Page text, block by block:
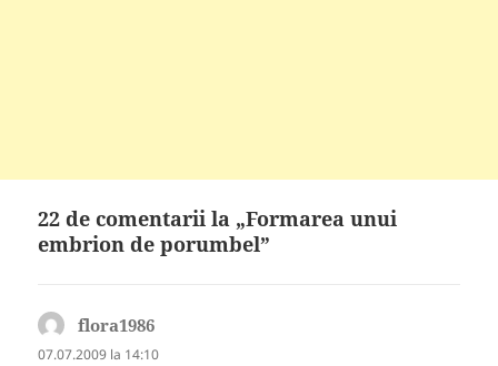
22 de comentarii la „Formarea unui
embrion de porumbel”
flora1986
07.07.2009 la 14:10